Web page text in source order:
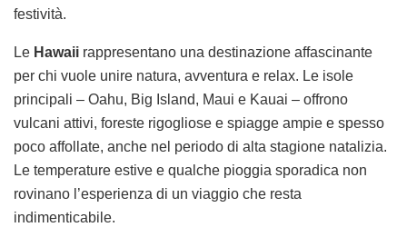
festività.
Le Hawaii rappresentano una destinazione affascinante
per chi vuole unire natura, avventura e relax. Le isole
principali – Oahu, Big Island, Maui e Kauai – offrono
vulcani attivi, foreste rigogliose e spiagge ampie e spesso
poco affollate, anche nel periodo di alta stagione natalizia.
Le temperature estive e qualche pioggia sporadica non
rovinano l’esperienza di un viaggio che resta
indimenticabile.